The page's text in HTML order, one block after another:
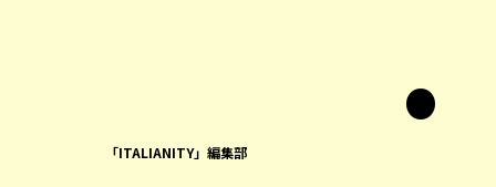
「ITALIANITY」編集部
.